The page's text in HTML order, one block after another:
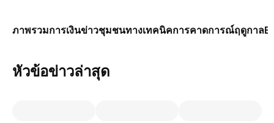
ภาพรวมการเงินข่าวชุมชนทางเทคนิคการคาดการณ์ฤดูกาล
หัวข้อข่าวล่าสุด